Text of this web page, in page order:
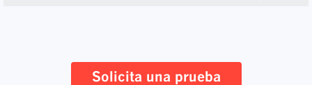
Solicita una prueba